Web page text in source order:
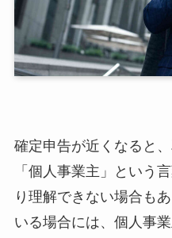
確定申告が近くなると
「個人事業主」という
り理解できない場合も
いる場合には、個人事